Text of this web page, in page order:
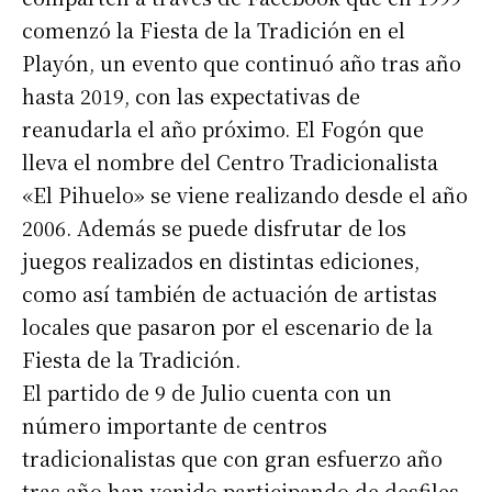
comenzó la Fiesta de la Tradición en el
Playón, un evento que continuó año tras año
hasta 2019, con las expectativas de
reanudarla el año próximo. El Fogón que
lleva el nombre del Centro Tradicionalista
«El Pihuelo» se viene realizando desde el año
2006. Además se puede disfrutar de los
juegos realizados en distintas ediciones,
como así también de actuación de artistas
locales que pasaron por el escenario de la
Fiesta de la Tradición.
El partido de 9 de Julio cuenta con un
número importante de centros
tradicionalistas que con gran esfuerzo año